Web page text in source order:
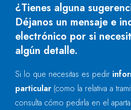
¿Tienes alguna
Déjanos un mensaje e
electrónico por si
algún detalle.
Si lo que necesitas es pedir
particular (como la relativa a
consulta cómo pedirla en el